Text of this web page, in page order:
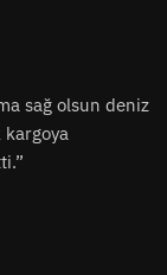
sağ olsun deniz
kargoya